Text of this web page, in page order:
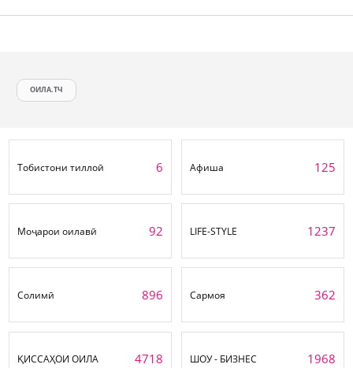
ОИЛА.ТЧ
Тобистони тиллоӣ 6 Афиша 125
Моҷарои оилавӣ 92 LIFE-STYLE 1237
Солимӣ 896 Сармоя 362
ҚИССАҲОИ ОИЛА 4718 ШОУ - БИЗНЕС 1968